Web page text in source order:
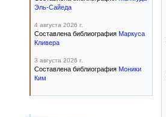
Эль-Сайеда
4 августа 2026 г.
Составлена библиография Маркуса
Кливера
3 августа 2026 г.
Составлена библиография Моники
Ким